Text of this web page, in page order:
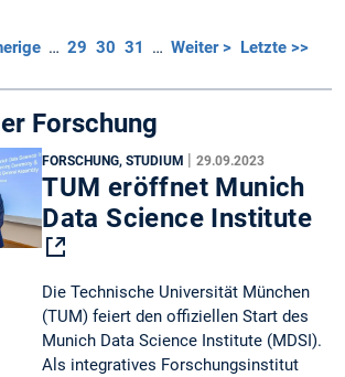
… 29 30 31 … Weiter > Letzte >>
Forschung
FORSCHUNG, STUDIUM |29.09.2023
TUM eröffnet Munich
Data Science Institute
Die Technische Universität München
(TUM) feiert den offiziellen Start des
Munich Data Science Institute (MDSI).
Als integratives Forschungsinstitut